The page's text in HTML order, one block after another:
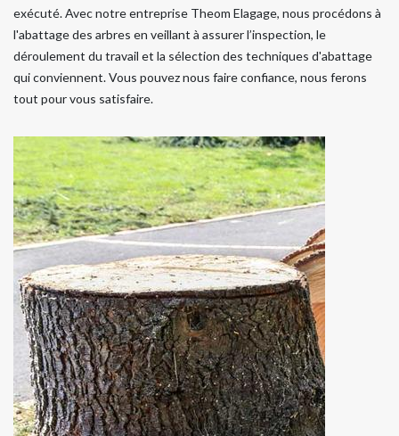
exécuté. Avec notre entreprise Theom Elagage, nous procédons à
l'abattage des arbres en veillant à assurer l’inspection, le
déroulement du travail et la sélection des techniques d'abattage
qui conviennent. Vous pouvez nous faire confiance, nous ferons
tout pour vous satisfaire.